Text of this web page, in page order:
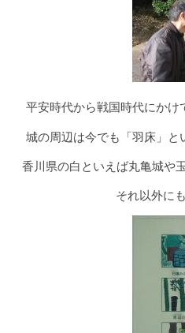
平安時代から戦国時代にかけ
城の周辺は今でも「羽床」と
香川県の白といえば丸亀城や
それ以外に